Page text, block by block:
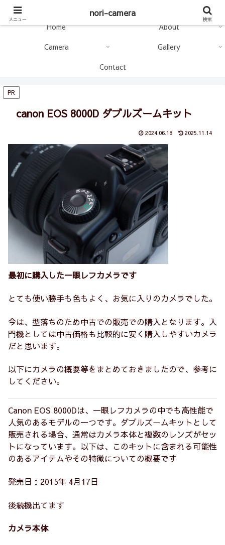
nori-camera
Home
About
Camera
Gallery
Contact
PR
canon EOS 8000D ダブルズームキット
2024.06.18 2025.11.14
最初に購入した一眼レフカメラです
とても使い勝手も色もよく、お気に入りのカメラでした。
今は、型落ちのため中古での販売での購入となります。入
門機としては中古価格も比較的に安く購入しやすいカメラ
だと思います。
以下にカメラの概要等をまとめておきましたので、参考に
してください。
Canon EOS 8000Dは、一眼レフカメラの中でも高性能で
人気のあるモデルの一つです。ダブルズームキットとして
販売される場合、通常はカメラ本体と複数のレンズがセッ
トになっています。以下は、このキットに含まれる可能性
のあるアイテムやその特徴についての概要です
発売日：2015年 4月17日
後続機出てます
カメラ本体
メニュー
nori-camera
検索